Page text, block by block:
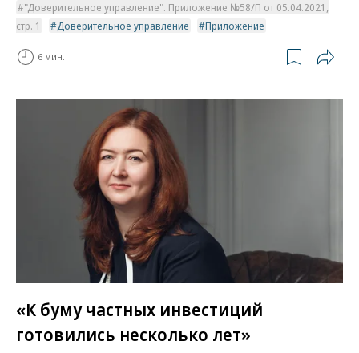
"Доверительное управление". Приложение №58/П от 05.04.2021,
стр. 1
Доверительное управление Приложение
6 мин.
«К буму частных инвестиций
готовились несколько лет»